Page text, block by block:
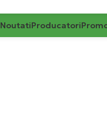
NoutatiProducatori